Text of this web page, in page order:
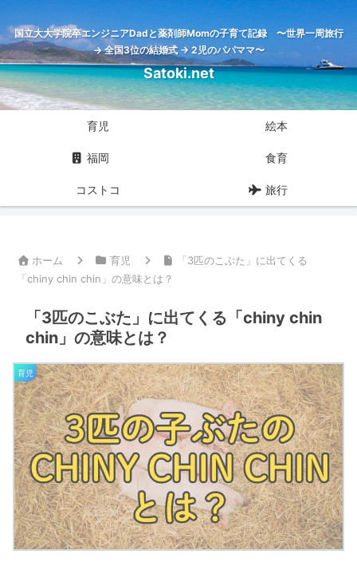
国立大大学院卒エンジニアDadと薬剤師Momの子育て記録 〜世界一周旅行
→ 全国3位の結婚式 → 2児のパパママ〜
Satoki.net
育児 絵本
福岡 食育
コストコ 旅行
ホーム 育児
「3匹のこぶた」に出てくる
「chiny chin chin」の意味とは？
「3匹のこぶた」に出てくる「chiny chin
chin」の意味とは？
育児